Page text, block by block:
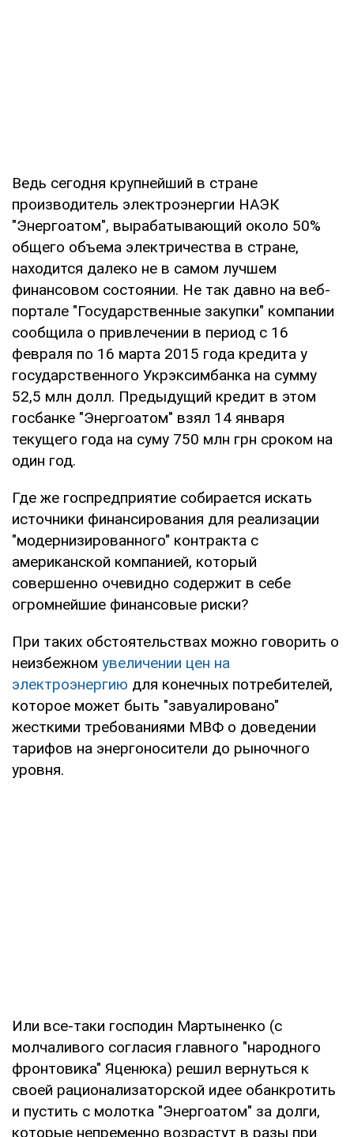
Ведь сегодня крупнейший в стране
производитель электроэнергии НАЭК
"Энергоатом", вырабатывающий около 50%
общего объема электричества в стране,
находится далеко не в самом лучшем
финансовом состоянии. Не так давно на веб-
портале "Государственные закупки" компании
сообщила о привлечении в период с 16
февраля по 16 марта 2015 года кредита у
государственного Укрэксимбанка на сумму
52,5 млн долл. Предыдущий кредит в этом
госбанке "Энергоатом" взял 14 января
текущего года на суму 750 млн грн сроком на
один год.
Где же госпредприятие собирается искать
источники финансирования для реализации
"модернизированного" контракта с
американской компанией, который
совершенно очевидно содержит в себе
огромнейшие финансовые риски?
При таких обстоятельствах можно говорить о
неизбежном увеличении цен на
электроэнергию для конечных потребителей,
которое может быть "завуалировано"
жесткими требованиями МВФ о доведении
тарифов на энергоносители до рыночного
уровня.
Или все-таки господин Мартыненко (с
молчаливого согласия главного "народного
фронтовика" Яценюка) решил вернуться к
своей рационализаторской идее обанкротить
и пустить с молотка "Энергоатом" за долги,
которые непременно возрастут в разы при